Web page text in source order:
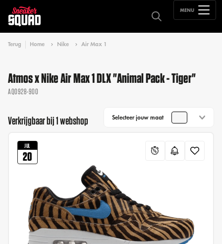
MENU
Terug Home Nike Air Max 1
Atmos x Nike Air Max 1 DLX "Animal Pack - Tiger"
AQ0928-900
Verkrijgbaar bij 1 webshop Selecteer jouw maat
JUL
20